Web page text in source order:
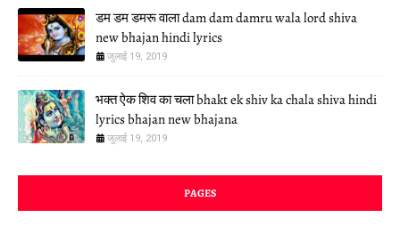
डम डम डमरू वाला dam dam damru wala lord shiva
new bhajan hindi lyrics
जुलाई 19, 2019
भक्त ऐक शिव का चला bhakt ek shiv ka chala shiva hindi
lyrics bhajan new bhajana
जुलाई 19, 2019
PAGES